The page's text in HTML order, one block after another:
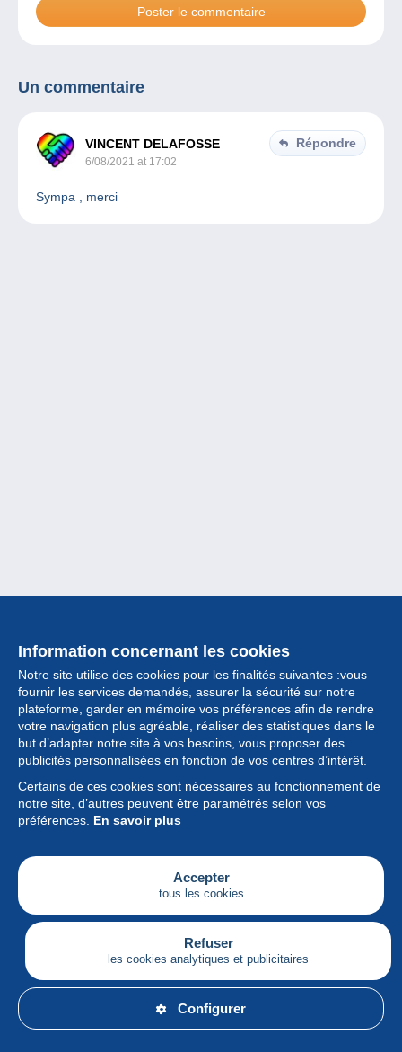
Un commentaire
VINCENT DELAFOSSE
6/08/2021 at 17:02
Répondre
Sympa , merci
Information concernant les cookies
Notre site utilise des cookies pour les finalités suivantes :vous
fournir les services demandés, assurer la sécurité sur notre
plateforme, garder en mémoire vos préférences afin de rendre
votre navigation plus agréable, réaliser des statistiques dans le
but d’adapter notre site à vos besoins, vous proposer des
publicités personnalisées en fonction de vos centres d’intérêt.
Certains de ces cookies sont nécessaires au fonctionnement de
notre site, d’autres peuvent être paramétrés selon vos
préférences. En savoir plus
Accepter
tous les cookies
Refuser
les cookies analytiques et publicitaires
Configurer
Collection
Actualités
Fonctionnalités
Société
Services
Articles
Français